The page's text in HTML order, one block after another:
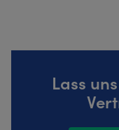
Lass